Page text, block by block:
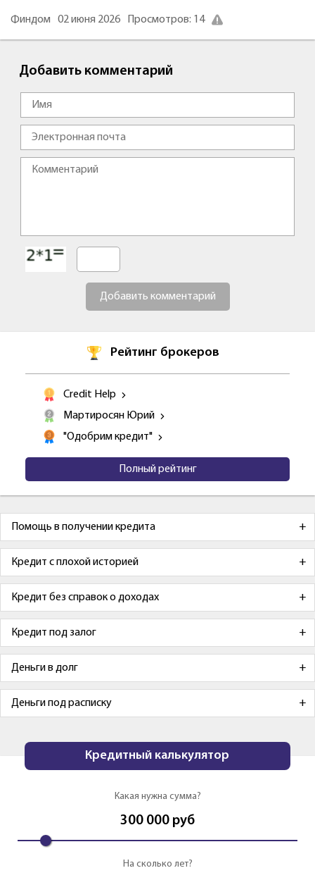
Финдом 02 июня 2026 Просмотров: 14
Добавить комментарий
Добавить комментарий
Рейтинг брокеров
Credit Help
Мартиросян Юрий
"Одобрим кредит"
Полный рейтинг
Помощь в получении кредита
Кредит с плохой историей
Кредит без справок о доходах
Кредит под залог
Деньги в долг
Деньги под расписку
Кредитный калькулятор
Какая нужна сумма?
300 000 руб
На сколько лет?